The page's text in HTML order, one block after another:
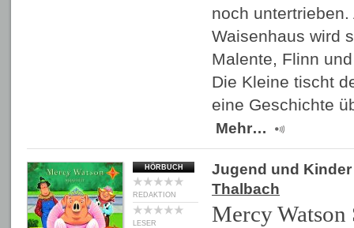
noch
Waisenhaus wird
Malente, Flinn
Die Kleine tischt
eine Geschichte
Mehr…
HÖRBUCH
REDAKTION
LESER
Jugend und Kinder
Thalbach
Mercy Watson